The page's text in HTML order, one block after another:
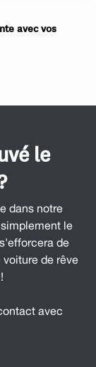
avec vos
le
dans notre
le
de
de rêve
avec